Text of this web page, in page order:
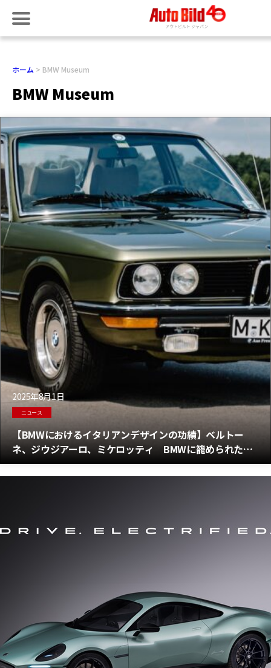
ホーム BMW Museum
BMW Museum
2025年8月1日
ニュース
【BMWにおけるイタリアンデザインの功績】ベルトー
ネ、ジウジアーロ、ミケロッティ BMWに籠められたイ
タリア人デザイナーの情熱 その軌跡を解説！